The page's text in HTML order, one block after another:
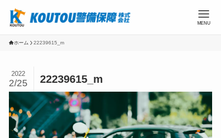
MENU
ホーム 22239615_m
22239615_m
2022
2/25